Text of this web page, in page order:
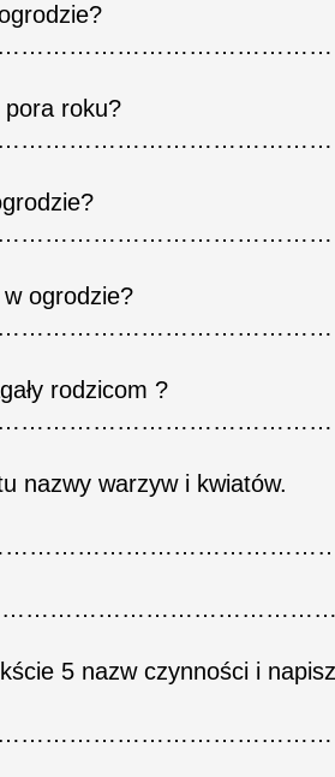
pora roku?
w ogrodzie?
rodzicom ?
nazwy warzyw i kwiatów.
5 nazw czynności i